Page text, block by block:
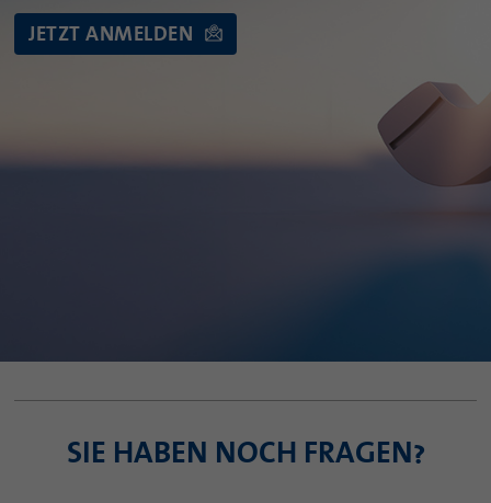
JETZT ANMELDEN
SIE HABEN NOCH FRAGEN?